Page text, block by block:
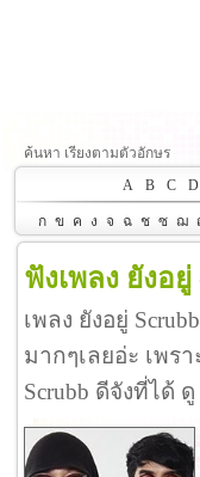
ค้นหา เรียงตามตัวอักษร
A
B C D
ก ข ค ง จ ฉ ช ซ ฌ
ฟังเพลง ยังอยู่
เพลง ยังอยู่
มากๆเลยอ่ะ เพร
Scrubb ดีจังที่ได้